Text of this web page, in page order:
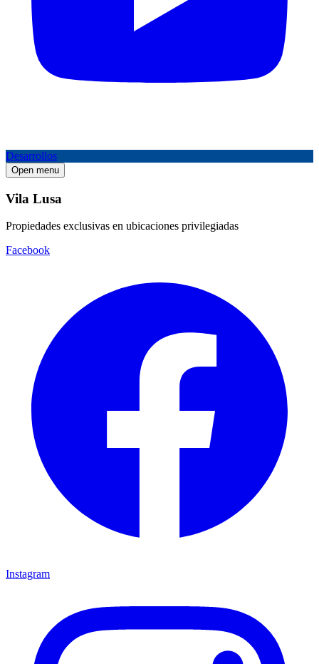
Desarrollos
Open menu
Vila Lusa
Propiedades exclusivas en ubicaciones privilegiadas
Facebook
Instagram